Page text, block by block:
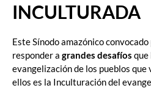
INCULTURADA
Este Sínodo amazónico
responder a grandes desafíos que
evangelización de los pueblos que
ellos es la Inculturación del